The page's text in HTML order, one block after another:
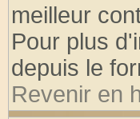
meilleur
Pour plus
depuis le
Revenir en